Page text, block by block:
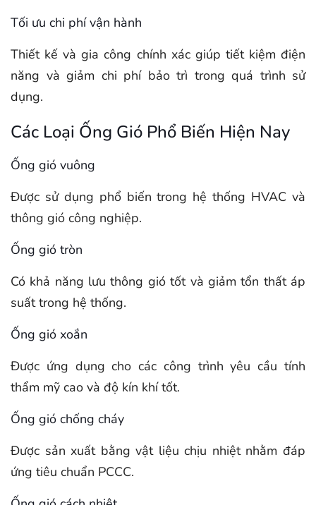
Tối ưu chi phí vận hành
Thiết kế và gia công chính xác giúp tiết kiệm điện
năng và giảm chi phí bảo trì trong quá trình sử
dụng.
Các Loại Ống Gió Phổ Biến Hiện Nay
Ống gió vuông
Được sử dụng phổ biến trong hệ thống HVAC và
thông gió công nghiệp.
Ống gió tròn
Có khả năng lưu thông gió tốt và giảm tổn thất áp
suất trong hệ thống.
Ống gió xoắn
Được ứng dụng cho các công trình yêu cầu tính
thẩm mỹ cao và độ kín khí tốt.
Ống gió chống cháy
Được sản xuất bằng vật liệu chịu nhiệt nhằm đáp
ứng tiêu chuẩn PCCC.